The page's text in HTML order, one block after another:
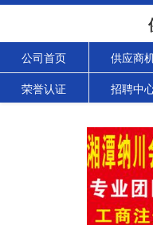
公司首页 供应商
荣誉认证 招聘中